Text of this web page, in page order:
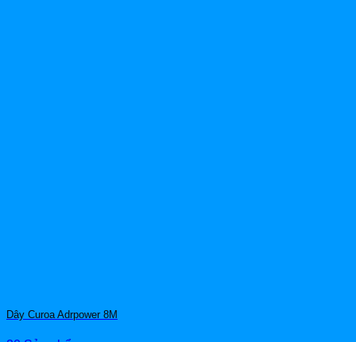
Dây Curoa Adrpower 8M